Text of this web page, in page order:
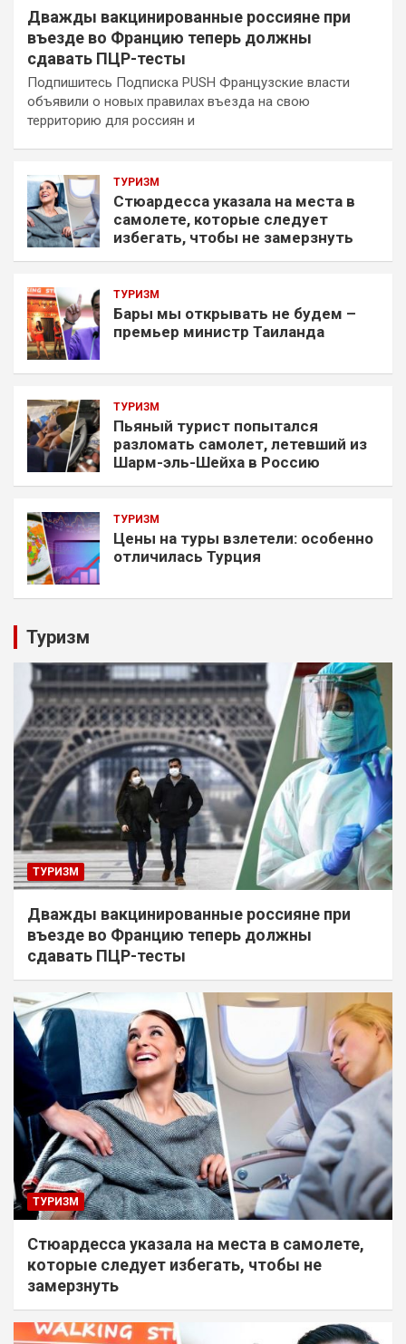
Дважды вакцинированные россияне при
въезде во Францию теперь должны
сдавать ПЦР-тесты
Подпишитесь Подписка PUSH Французские власти
объявили о новых правилах въезда на свою
территорию для россиян и
ТУРИЗМ
Стюардесса указала на места в
самолете, которые следует
избегать, чтобы не замерзнуть
ТУРИЗМ
Бары мы открывать не будем –
премьер министр Таиланда
ТУРИЗМ
Пьяный турист попытался
разломать самолет, летевший из
Шарм-эль-Шейха в Россию
ТУРИЗМ
Цены на туры взлетели: особенно
отличилась Турция
Туризм
ТУРИЗМ
Дважды вакцинированные россияне при
въезде во Францию теперь должны
сдавать ПЦР-тесты
ТУРИЗМ
Стюардесса указала на места в самолете,
которые следует избегать, чтобы не
замерзнуть